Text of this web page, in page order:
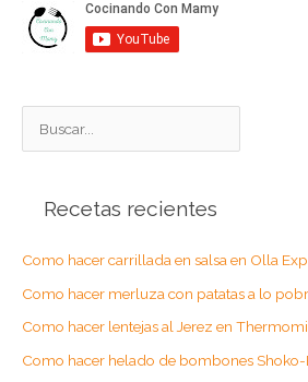
u
r
p
o
r
Recetas recientes
Como hacer carrillada en salsa en Olla
Como hacer merluza con patatas a lo
Como hacer lentejas al Jerez en
Como hacer helado de bombones